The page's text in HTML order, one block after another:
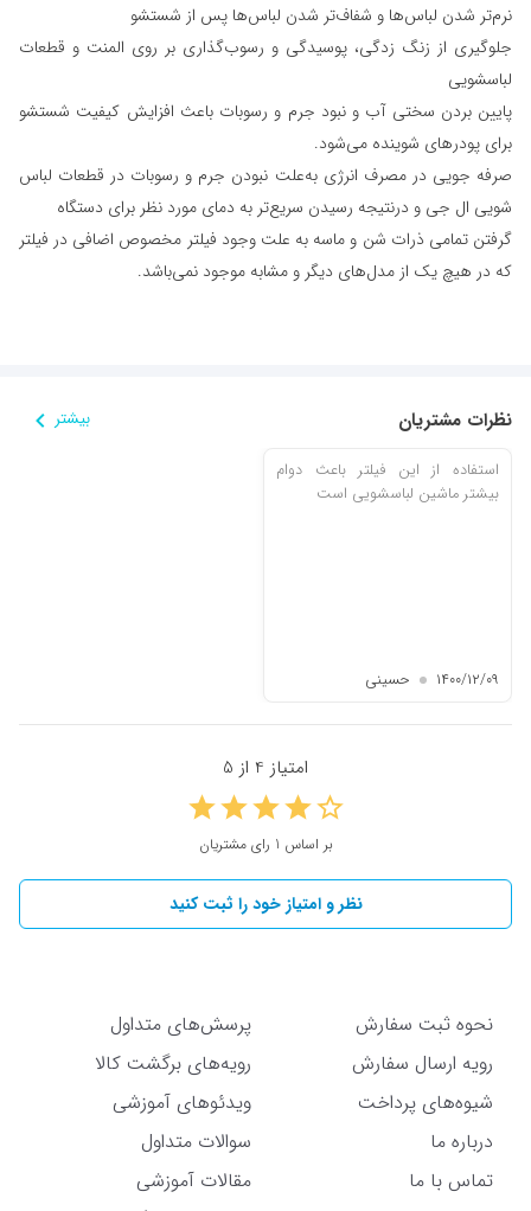
نرم‌تر شدن لباس‌ها و شفاف‌تر شدن لباس‌ها پس از شستشو
جلوگیری از زنگ زدگی، پوسیدگی و رسوب‌گذاری بر روی المنت و قطعات
لباسشویی
پایین بردن سختی آب و نبود جرم و رسوبات باعث افزایش کیفیت شستشو
برای پودرهای شوینده می‌شود.
صرفه جویی در مصرف انرژی به‌علت نبودن جرم و رسوبات در قطعات لباس
شویی ال جی و درنتیجه رسیدن سریع‌تر به دمای مورد نظر برای دستگاه
گرفتن تمامی ذرات شن و ماسه به علت وجود فیلتر مخصوص اضافی در فیلتر
که در هیچ یک از مدل‌های دیگر و مشابه موجود نمی‌باشد.
نظرات مشتریان بیشتر
استفاده از این فیلتر باعث دوام
بیشتر ماشین لباسشویی است
۱۴۰۰/۱۲/۰۹ حسینی
امتیاز 4 از 5
بر اساس 1 رای مشتریان
نظر و امتیاز خود را ثبت کنید
نحوه ثبت سفارش
رویه ارسال سفارش
شیوه‌های پرداخت
پرسش‌های متداول
رویه‌های برگشت کالا
ویدئوهای آموزشی
درباره ما
تماس با ما
سوالات متداول
مقالات آموزشی